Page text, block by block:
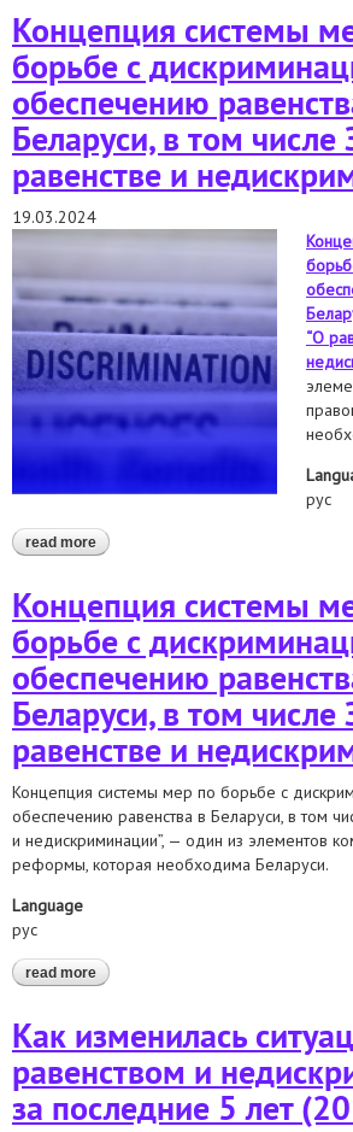
Концепция системы
борьбе с
обеспечению
Беларуси, в том числе
равенстве и
19.03.2024
“О
рус
read more about концепция системы мер по
обеспечению равенства в
Концепция системы
борьбе с
обеспечению
Беларуси, в том числе
равенстве и
Концепция системы мер по борьбе с
обеспечению равенства в Беларуси, в том
и недискриминации”, — один из элементов
реформы, которая необходима Беларуси.
Language
рус
read more about концепция системы мер по
обеспечению равенства в
Как изменилась
равенством и
за последние 5 лет